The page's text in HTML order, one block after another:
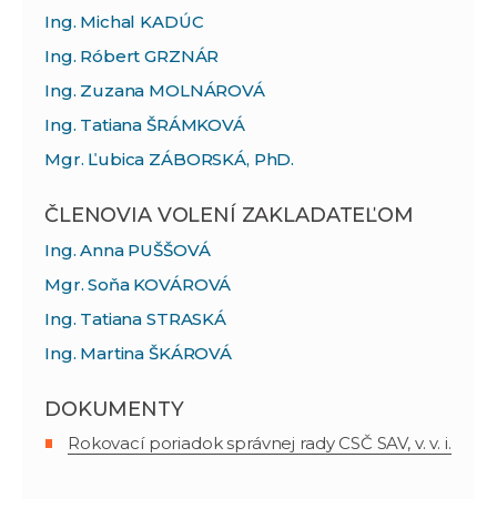
Ing. Michal KADÚC
Ing. Róbert GRZNÁR
Ing. Zuzana MOLNÁROVÁ
Ing. Tatiana ŠRÁMKOVÁ
Mgr. Ľubica ZÁBORSKÁ, PhD.
ČLENOVIA VOLENÍ ZAKLADATEĽOM
Ing. Anna PUŠŠOVÁ
Mgr. Soňa KOVÁROVÁ
Ing. Tatiana STRASKÁ
Ing. Martina ŠKÁROVÁ
DOKUMENTY
Rokovací poriadok správnej rady CSČ SAV, v. v. i.